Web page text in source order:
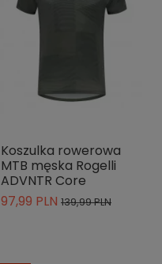
Koszulka rowerowa
MTB męska Rogelli
ADVNTR Core
97,99 PLN 139,99 PLN